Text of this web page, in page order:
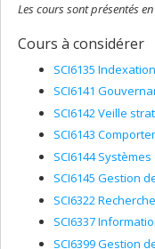
Les cours sont présentés
Cours à considérer
SCI6135
SCI6141
SCI6142 Veille
SCI6143
SCI6144
SCI6145 Gestion
SCI6322
SCI6337
SCI6399 Gestion